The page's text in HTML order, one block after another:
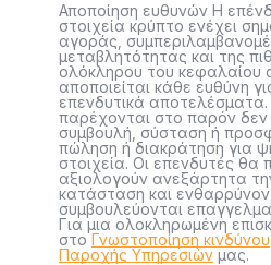
Αποποίηση ευθυνών Η
στοιχεία κρύπτο ενέχει
αγοράς,
μεταβλητότητας και της
ολόκληρου του κεφαλαίου
αποποιείται κάθε ευθύνη
επενδυτικά
παρέχονται στο παρόν δεν
συμβουλή, σύσταση ή
πώληση ή διακράτηση για
στοιχεία. Οι επενδυτές θα
αξιολογούν ανεξάρτητα
κατάσταση και
συμβουλεύονται
Για μια ολοκληρωμένη
στοΓνωστοποίηση κινδύνου
Παροχής Υπηρεσιών μας.